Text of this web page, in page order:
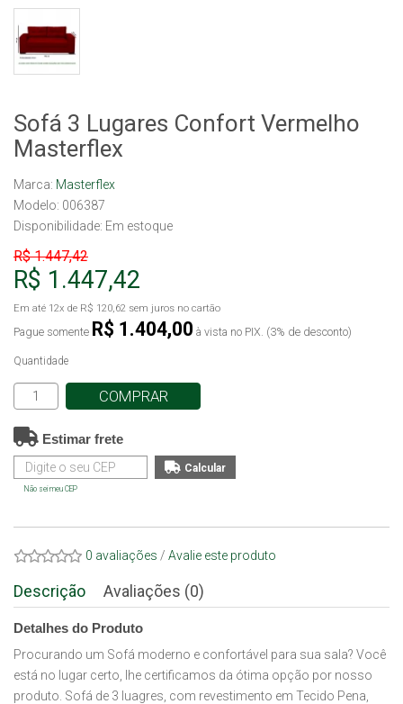
Sofá 3 Lugares Confort Vermelho
Masterflex
Marca: Masterflex
Modelo: 006387
Disponibilidade: Em estoque
R$ 1.447,42
R$ 1.447,42
Em até 12x de R$ 120,62 sem juros no cartão
Pague somente R$ 1.404,00 à vista no PIX. (3% de desconto)
Quantidade
COMPRAR
Estimar frete
Não sei meu CEP
0 avaliações / Avalie este produto
Descrição Avaliações (0)
Detalhes do Produto
Procurando um Sofá moderno e confortável para sua sala? Você
está no lugar certo, lhe certificamos da ótima opção por nosso
produto. Sofá de 3 luagres, com revestimento em Tecido Pena,